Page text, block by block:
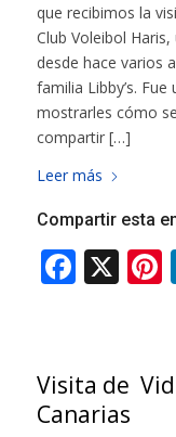
que recibimos la
Club Voleibol
desde hace varios
familia Libby’s.
mostrarles cómo
compartir […]
Leer más
Compartir esta
Visita de
Canarias